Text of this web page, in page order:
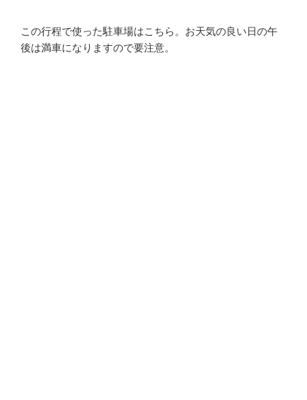
この行程で使った駐車場はこちら。お天気の良い日の午
後は満車になりますので要注意。